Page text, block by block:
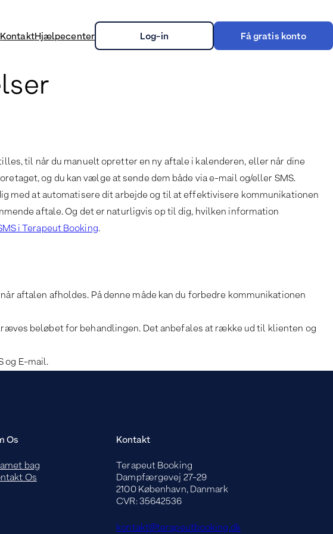
vækst
KontaktHjælpecenter Log-in Få gratis konto
til når du manuelt opretter en ny aftale i kalenderen, eller når dine
og du kan vælge at sende dem både via e-mail og/eller SMS.
med at automatisere dit arbejde og til at effektivisere kommunikationen
aftale. Og det er naturligvis op til dig, hvilken information
i Terapeut Booking.
aftalen afholdes. På denne måde kan du forbedre kommunikationen
beløbet for behandlingen. Det anbefales at række ud til klienten og
og E-mail.
Os
bag
Os
Kontakt
Terapeut Booking
Dampfærgevej 27-29
2100 København, Danmark
CVR: 35642536
kontakt@terapeutbooking.dk